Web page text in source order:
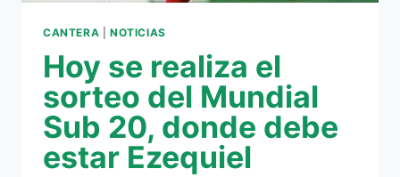
CANTERA NOTICIAS
Hoy se realiza el
sorteo del Mundial
Sub 20, donde debe
estar Ezequiel